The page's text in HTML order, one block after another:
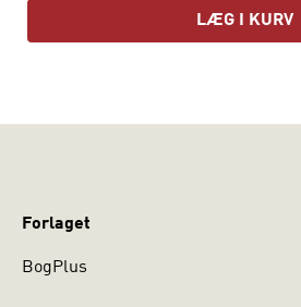
LÆG I KURV
Forlaget
BogPlus